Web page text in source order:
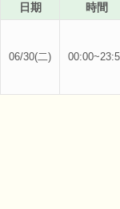
日期 時間
06/30(二)